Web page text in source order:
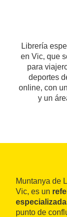
Librería
en Vic, que
para
deportes
online, con
y un
Muntanya de
Vic, es un
punto de